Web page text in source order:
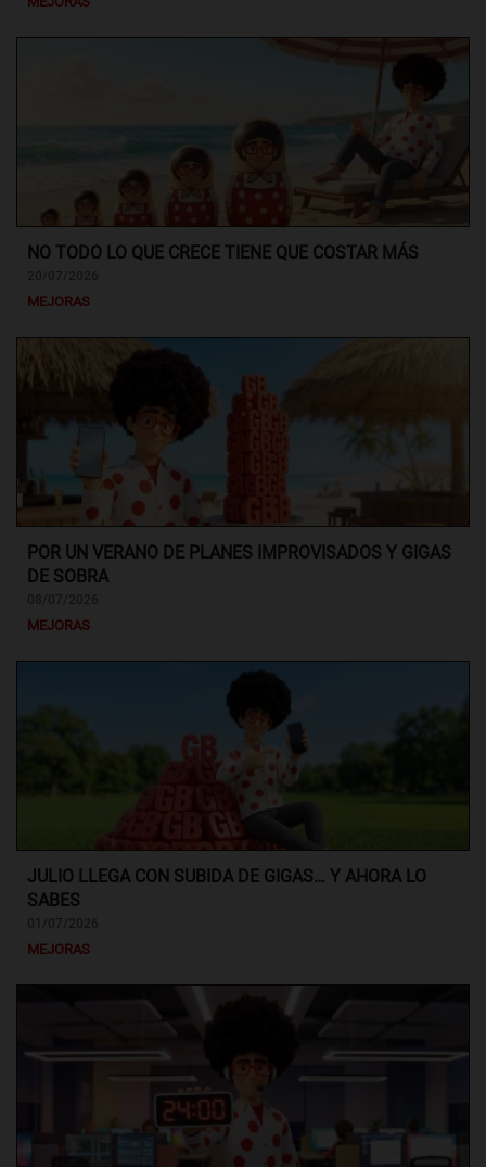
NO TODO LO QUE CRECE TIENE QUE COSTAR MÁS
MEJORAS
POR UN VERANO DE PLANES IMPROVISADOS Y GIGAS
DE SOBRA
MEJORAS
JULIO LLEGA CON SUBIDA DE GIGAS… Y AHORA LO
SABES
MEJORAS